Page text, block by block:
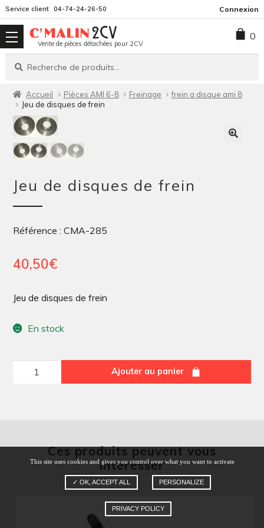
la
navigation
contenu
Service client 04-74-24-26-50 Connexion
Vente de pièces détachées pour 2CV
Recherche
Recherche
0
Accueil Pièces AMI 6-8 Freinage
frein a disque ami 8
Jeu de disques de frein
Jeu de disques de frein
Référence : CMA-285
40,50€
Jeu de disques de frein
En stock
quantité
de
frein
Ajouter au panier
Ces produits peuvent vous
intéresser
This site uses cookies and gives you control over what you want to activate
✓ OK, ACCEPT ALL PERSONALIZE
PRIVACY POLICY